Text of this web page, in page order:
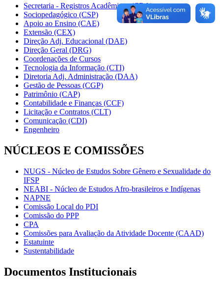
Secretaria - Registros Acadêmicos (CRA)
Sociopedagógico (CSP)
Apoio ao Ensino (CAE)
Extensão (CEX)
Direção Adj. Educacional (DAE)
Direção Geral (DRG)
Coordenações de Cursos
Tecnologia da Informação (CTI)
Diretoria Adj. Administração (DAA)
Gestão de Pessoas (CGP)
Patrimônio (CAP)
Contabilidade e Finanças (CCF)
Licitação e Contratos (CLT)
Comunicação (CDI)
Engenheiro
NÚCLEOS E COMISSÕES
NUGS - Núcleo de Estudos Sobre Gênero e Sexualidade do
IFSP
NEABI - Núcleo de Estudos Afro-brasileiros e Indígenas
NAPNE
Comissão Local do PDI
Comissão do PPP
CPA
Comissões para Avaliação da Atividade Docente (CAAD)
Estatuinte
Sustentabilidade
Documentos Institucionais